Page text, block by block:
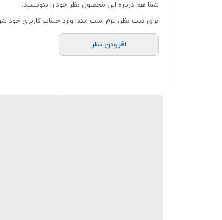
شما هم درباره این محصول نظر خود را بنویسید.
برای ثبت نظر، لازم است ابتدا وارد حساب کاربری خود
افزودن نظر